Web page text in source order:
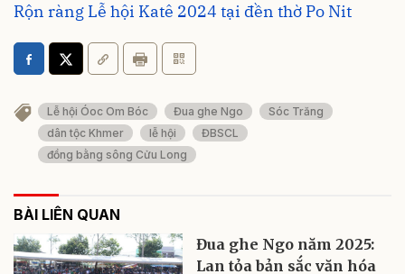
Rộn ràng Lễ hội Katê 2024 tại đền thờ Po Nit
Lễ hội Óoc Om Bóc Đua ghe Ngo
Sóc Trăng
dân tộc Khmer
lễ hội
ĐBSCL
đồng bằng sông Cửu Long
BÀI LIÊN QUAN
Đua ghe Ngo năm 2025:
Lan tỏa bản sắc văn hóa